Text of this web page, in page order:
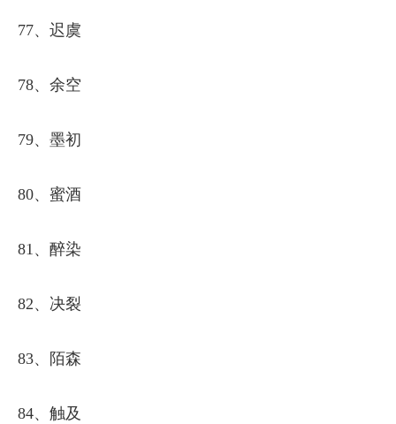
77、迟虞
78、余空
79、墨初
80、蜜酒
81、醉染
82、决裂
83、陌森
84、触及